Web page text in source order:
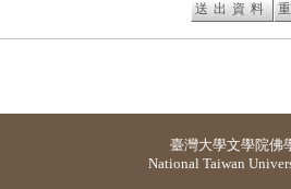
臺灣大學文學院佛
National Taiwan